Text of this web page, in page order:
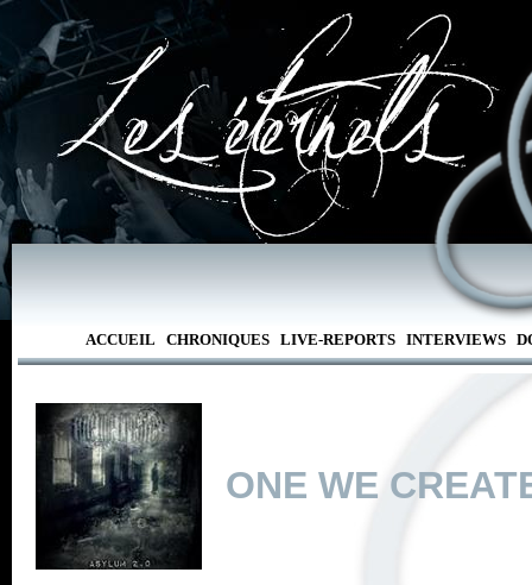
ACCUEIL CHRONIQUES LIVE-REPORTS INTERVIEWS
ONE WE